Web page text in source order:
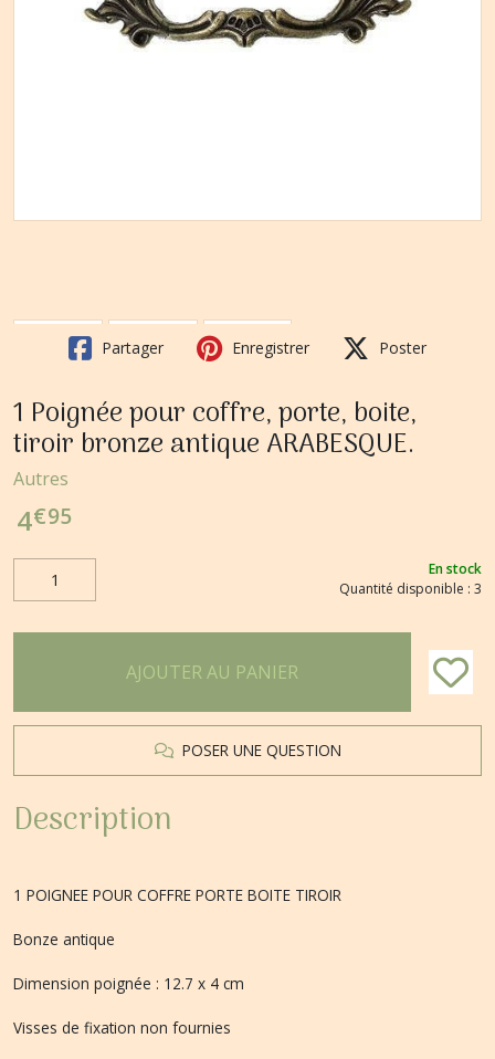
Partager Enregistrer Poster
1 Poignée pour coffre, porte, boite,
tiroir bronze antique ARABESQUE.
Autres
4€95
En stock
Quantité disponible : 3
AJOUTER AU PANIER
POSER UNE QUESTION
Description
1 POIGNEE POUR COFFRE PORTE BOITE TIROIR
Bonze antique
Dimension poignée : 12.7 x 4 cm
Visses de fixation non fournies